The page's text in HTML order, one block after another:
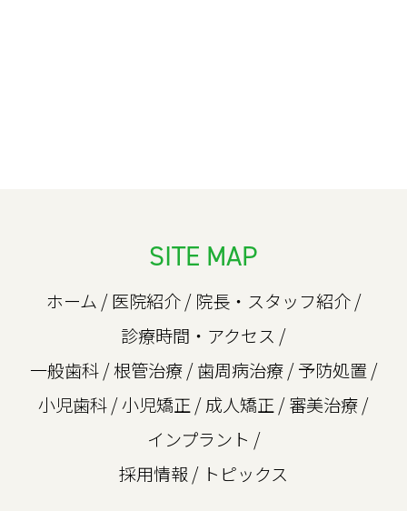
SITE MAP
ホーム /医院紹介/ 院長・スタッフ紹介/
診療時間・アクセス /
一般歯科/根管治療/歯周病治療/予防処置 /
小児歯科/小児矯正/成人矯正/審美治療/
インプラント /
採用情報 / トピックス